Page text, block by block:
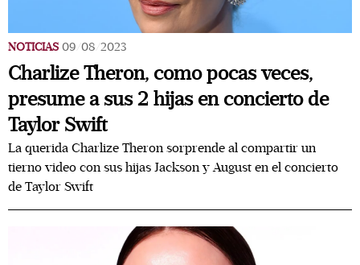
NOTICIAS 09/08/2023
Charlize Theron, como pocas veces,
presume a sus 2 hijas en concierto de
Taylor Swift
La querida Charlize Theron sorprende al compartir un
tierno video con sus hijas Jackson y August en el concierto
de Taylor Swift